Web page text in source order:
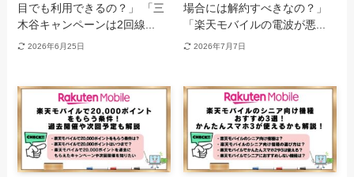
目でも利用できるの？」 「三
木谷キャンペーンは2回線...
2026年6月25日
場合には解約すべきなの？」
「楽天モバイルの電波が悪...
2026年7月7日